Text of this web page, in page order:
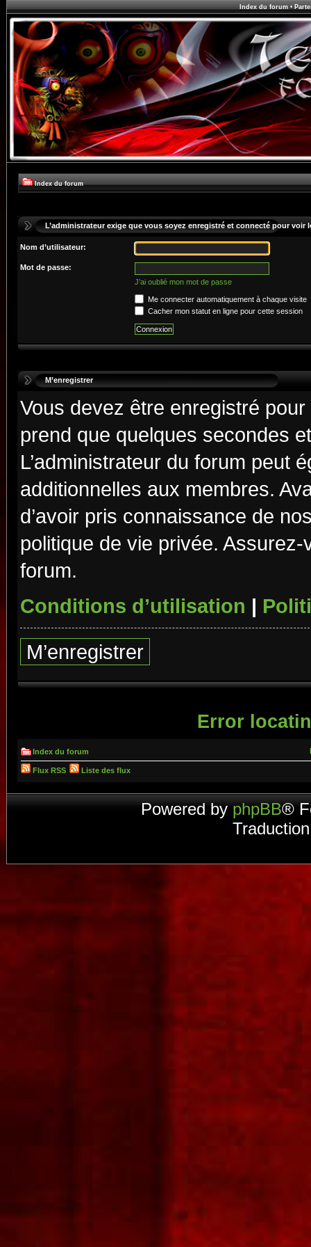
Index du forum•
Index du forum
L’administrateur exige que vous soyez enregistré et connecté pour voir
Nom d’utilisateur:
Mot de passe:
J’ai oublié mon mot de passe
Me connecter automatiquement à chaque visite
Cacher mon statut en ligne pour cette session
M’enregistrer
Vous devez être enregistré
prend que quelques secondes
L’administrateur du forum peut
additionnelles aux membres.
d’avoir pris connaissance de
politique de vie privée.
forum.
Conditions d’utilisation |
M’enregistrer
Error
Index du forum
Flux RSS Liste des flux
Powered by phpBB®